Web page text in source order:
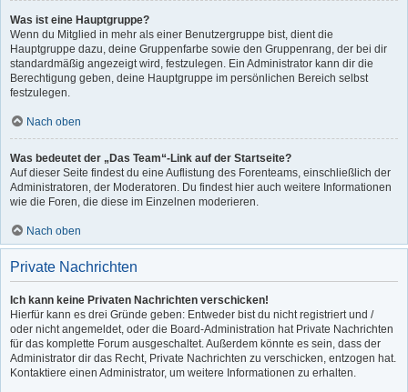
Was ist eine Hauptgruppe?
Wenn du Mitglied in mehr als einer Benutzergruppe bist, dient die
Hauptgruppe dazu, deine Gruppenfarbe sowie den Gruppenrang, der bei dir
standardmäßig angezeigt wird, festzulegen. Ein Administrator kann dir die
Berechtigung geben, deine Hauptgruppe im persönlichen Bereich selbst
festzulegen.
Nach oben
Was bedeutet der „Das Team“-Link auf der Startseite?
Auf dieser Seite findest du eine Auflistung des Forenteams, einschließlich der
Administratoren, der Moderatoren. Du findest hier auch weitere Informationen
wie die Foren, die diese im Einzelnen moderieren.
Nach oben
Private Nachrichten
Ich kann keine Privaten Nachrichten verschicken!
Hierfür kann es drei Gründe geben: Entweder bist du nicht registriert und /
oder nicht angemeldet, oder die Board-Administration hat Private Nachrichten
für das komplette Forum ausgeschaltet. Außerdem könnte es sein, dass der
Administrator dir das Recht, Private Nachrichten zu verschicken, entzogen hat.
Kontaktiere einen Administrator, um weitere Informationen zu erhalten.